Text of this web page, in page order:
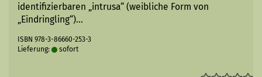
identifizierbaren „intrusa“ (weibliche Form von
„Eindringling“)...
ISBN 978-3-86660-253-3
Lieferung:
sofort